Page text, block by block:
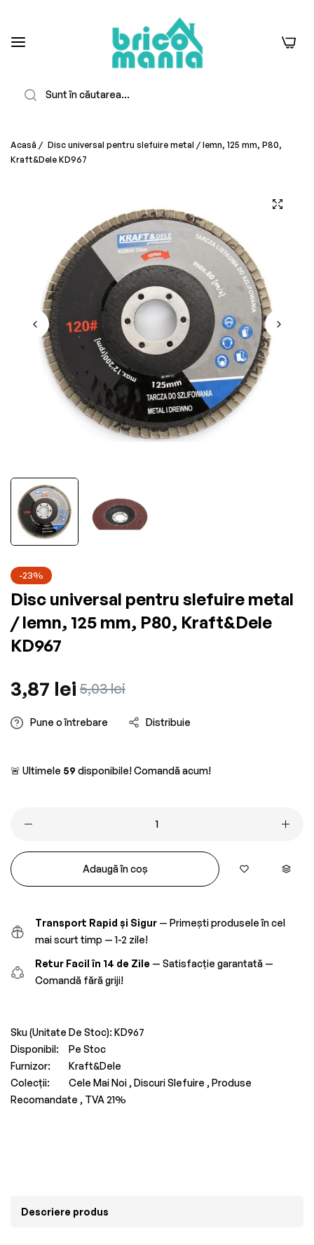
0
Acasă / Disc universal pentru slefuire metal / lemn, 125 mm, P80,
Kraft&Dele KD967
-23%
Disc universal pentru slefuire metal
/ lemn, 125 mm, P80, Kraft&Dele
KD967
Preț
obișnuit
3,87 lei Preț
redus
5,03 lei
Pune o întrebare Distribuie
🚨 Ultimele 59 disponibile! Comandă acum!
Adaugă în coș
Transport Rapid și Sigur — Primești produsele în cel
mai scurt timp — 1-2 zile!
Retur Facil în 14 de Zile — Satisfacție garantată —
Comandă fără griji!
Sku (Unitate De Stoc): KD967
Disponibil:
Pe Stoc
Furnizor:
Kraft&Dele
Colecții:
Cele Mai Noi , Discuri Slefuire , Produse
Recomandate , TVA 21%
Descriere produs